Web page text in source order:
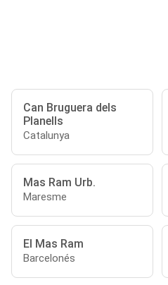
Can Bruguera dels
Planells
Catalunya
Mas Ram Urb.
Maresme
El Mas Ram
Barcelonés